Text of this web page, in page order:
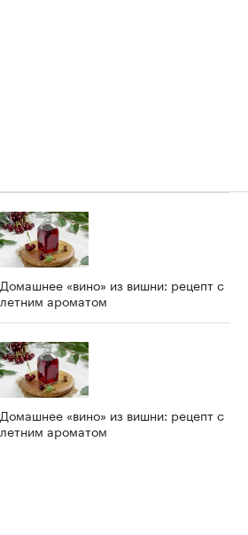
Домашнее «вино» из вишни: рецепт с
летним ароматом
Домашнее «вино» из вишни: рецепт с
летним ароматом